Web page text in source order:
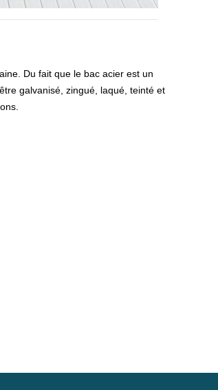
Du fait que le bac acier est un
galvanisé, zingué, laqué, teinté et